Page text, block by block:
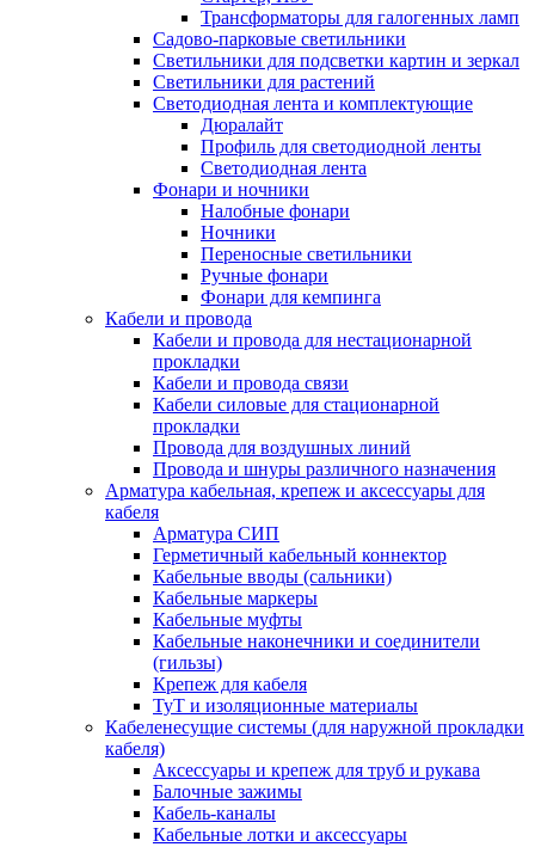
Трансформаторы для галогенных ламп
Садово-парковые светильники
Светильники для подсветки картин и зеркал
Светильники для растений
Светодиодная лента и комплектующие
Дюралайт
Профиль для светодиодной ленты
Светодиодная лента
Фонари и ночники
Налобные фонари
Ночники
Переносные светильники
Ручные фонари
Фонари для кемпинга
Кабели и провода
Кабели и провода для нестационарной
прокладки
Кабели и провода связи
Кабели силовые для стационарной
прокладки
Провода для воздушных линий
Провода и шнуры различного назначения
Арматура кабельная, крепеж и аксессуары для
кабеля
Арматура СИП
Герметичный кабельный коннектор
Кабельные вводы (сальники)
Кабельные маркеры
Кабельные муфты
Кабельные наконечники и соединители
(гильзы)
Крепеж для кабеля
ТуТ и изоляционные материалы
Кабеленесущие системы (для наружной прокладки
кабеля)
Аксессуары и крепеж для труб и рукава
Балочные зажимы
Кабель-каналы
Кабельные лотки и аксессуары